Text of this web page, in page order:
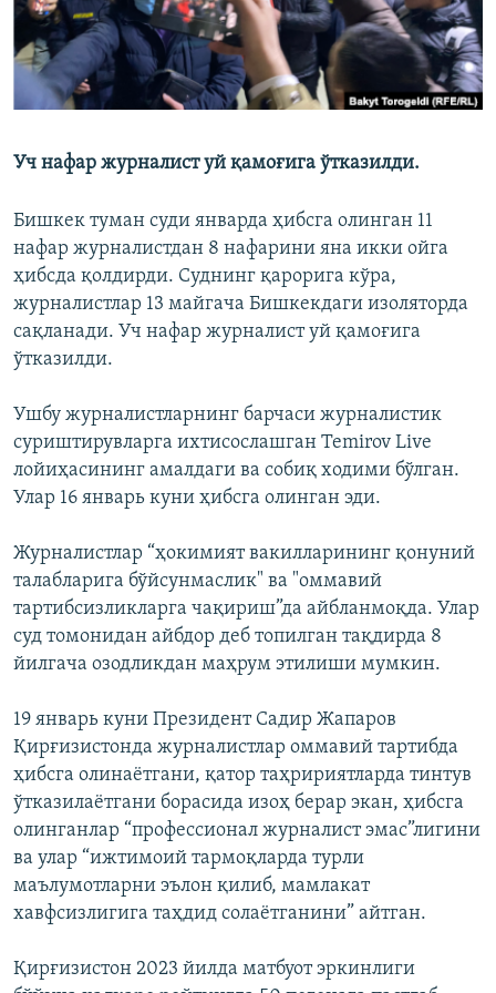
Уч нафар журналист уй қамоғига ўтказилди.
Бишкек туман суди январда ҳибсга олинган 11
нафар журналистдан 8 нафарини яна икки ойга
ҳибсда қолдирди. Суднинг қарорига кўра,
журналистлар 13 майгача Бишкекдаги изоляторда
сақланади. Уч нафар журналист уй қамоғига
ўтказилди.
Ушбу журналистларнинг барчаси журналистик
суриштирувларга ихтисослашган Temirov Live
лойиҳасининг амалдаги ва собиқ ходими бўлган.
Улар 16 январь куни ҳибсга олинган эди.
Журналистлар “ҳокимият вакилларининг қонуний
талабларига бўйсунмаслик" ва "оммавий
тартибсизликларга чақириш”да айбланмоқда. Улар
суд томонидан айбдор деб топилган тақдирда 8
йилгача озодликдан маҳрум этилиши мумкин.
19 январь куни Президент Садир Жапаров
Қирғизистонда журналистлар оммавий тартибда
ҳибсга олинаётгани, қатор таҳририятларда тинтув
ўтказилаётгани борасида изоҳ берар экан, ҳибсга
олинганлар “профессионал журналист эмас”лигини
ва улар “ижтимоий тармоқларда турли
маълумотларни эълон қилиб, мамлакат
хавфсизлигига таҳдид солаётганини” айтган.
Қирғизистон 2023 йилда матбуот эркинлиги